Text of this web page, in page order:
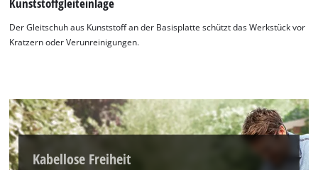
Kunststoffgleiteinlage
Der Gleitschuh aus Kunststoff an der Basisplatte schützt das Werkstück vor
Kratzern oder Verunreinigungen.
Kabellose Freiheit